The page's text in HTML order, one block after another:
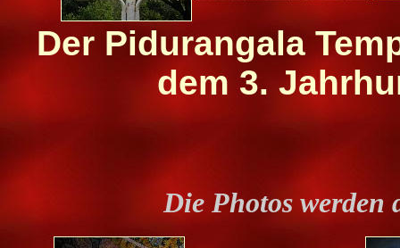
Der Pidurangala
dem 3.
Die Photos